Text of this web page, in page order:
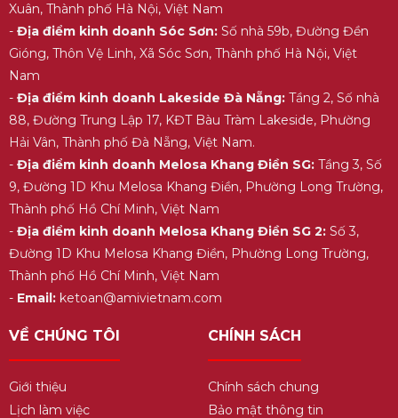
Xuân, Thành phố Hà Nội, Việt Nam
- Địa điểm kinh doanh Sóc Sơn:Số nhà 59b, Đường Đền
Gióng, Thôn Vệ Linh, Xã Sóc Sơn, Thành phố Hà Nội, Việt
Nam
- Địa điểm kinh doanh Lakeside Đà Nẵng:Tầng 2, Số nhà
88, Đường Trung Lập 17, KĐT Bàu Tràm Lakeside, Phường
Hải Vân, Thành phố Đà Nẵng, Việt Nam.
- Địa điểm kinh doanh Melosa Khang Điền SG:Tầng 3, Số
9, Đường 1D Khu Melosa Khang Điền, Phường Long Trường,
Thành phố Hồ Chí Minh, Việt Nam
- Địa điểm kinh doanh Melosa Khang Điền SG 2:Số 3,
Đường 1D Khu Melosa Khang Điền, Phường Long Trường,
Thành phố Hồ Chí Minh, Việt Nam
- Email:ketoan@amivietnam.com
VỀ CHÚNG TÔI
Giới thiệu
Lịch làm việc
CHÍNH SÁCH
Chính sách chung
Bảo mật thông tin